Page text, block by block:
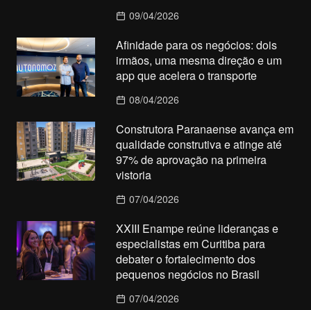
09/04/2026
Afinidade para os negócios: dois
irmãos, uma mesma direção e um
app que acelera o transporte
08/04/2026
Construtora Paranaense avança em
qualidade construtiva e atinge até
97% de aprovação na primeira
vistoria
07/04/2026
XXIII Enampe reúne lideranças e
especialistas em Curitiba para
debater o fortalecimento dos
pequenos negócios no Brasil
07/04/2026